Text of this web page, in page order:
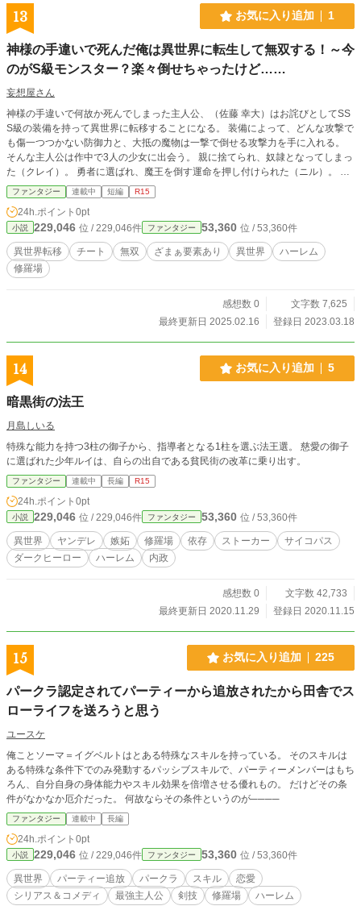
13 お気に入り追加 1
神様の手違いで死んだ俺は異世界に転生して無双する！～今
のがS級モンスター？楽々倒せちゃったけど……
妄想屋さん
神様の手違いで何故か死んでしまった主人公、（佐藤 幸大）はお詫びとしてSS
S級の装備を持って異世界に転移することになる。 装備によって、どんな攻撃で
も傷一つつかない防御力と、大抵の魔物は一撃で倒せる攻撃力を手に入れる。
そんな主人公は作中で3人の少女に出会う。 親に捨てられ、奴隷となってしまっ
た（クレイ）。 勇者に選ばれ、魔王を倒す運命を押し付けられた（ニル）。 人
間と友好関係を保っていたが配下に裏切られ追放された元魔王（ホラー）。 そ
んな3人の心に寄り添い、絆を深めながら異世界を無双していく。 身の丈に合わ
ない強大な力を手にした主人公は今後どうなっていくのか……
ファンタジー 連載中 短編 R15
24h.ポイント 0pt
小説 229,046 位 / 229,046件 ファンタジー 53,360 位 / 53,360件
異世界転移 チート 無双 ざまぁ要素あり 異世界
ハーレム
修羅場
感想数 0
文字数 7,625
最終更新日 2025.02.16
登録日 2023.03.18
14 お気に入り追加 5
暗黒街の法王
月島しいる
特殊な能力を持つ3柱の御子から、指導者となる1柱を選ぶ法王選。 慈愛の御子
に選ばれた少年ルイは、自らの出自である貧民街の改革に乗り出す。
ファンタジー 連載中 長編 R15
24h.ポイント 0pt
小説 229,046 位 / 229,046件 ファンタジー 53,360 位 / 53,360件
異世界 ヤンデレ 嫉妬 修羅場 依存 ストーカー
サイコパス
ダークヒーロー
ハーレム 内政
感想数 0
文字数 42,733
最終更新日 2020.11.29
登録日 2020.11.15
15 お気に入り追加 225
パークラ認定されてパーティーから追放されたから田舎でス
ローライフを送ろうと思う
ユースケ
俺ことソーマ＝イグベルトはとある特殊なスキルを持っている。 そのスキルは
ある特殊な条件下でのみ発動するパッシブスキルで、パーティーメンバーはもち
ろん、自分自身の身体能力やスキル効果を倍増させる優れもの。 だけどその条
件がなかなか厄介だった。 何故ならその条件というのが────
ファンタジー 連載中 長編
24h.ポイント 0pt
小説 229,046 位 / 229,046件 ファンタジー 53,360 位 / 53,360件
異世界 パーティー追放 パークラ スキル
恋愛
シリアス＆コメディ
最強主人公 剣技 修羅場 ハーレム